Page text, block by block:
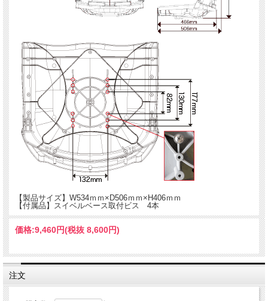
【製品サイズ】W534ｍｍ×D506ｍｍ×H406ｍｍ
【付属品】スイベルベース取付ビス 4本
【製品サイズ】W534ｍｍ×D506ｍｍ×H406ｍｍ
【付属品】スイベルベース取付ビス 4本
価格:9,460円(税抜 8,600円)
注文